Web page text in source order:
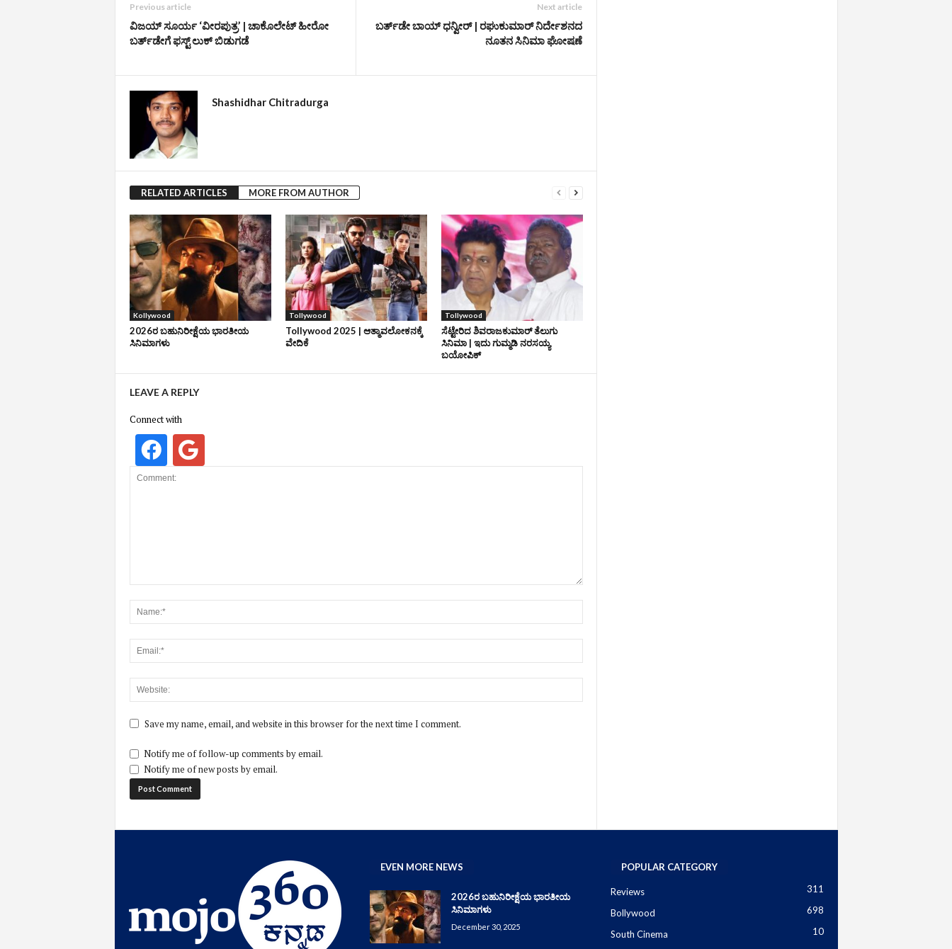
Previous article
ವಿಜಯ್‌ ಸೂರ್ಯ ‘ವೀರಪುತ್ರ’ | ಚಾಕೊಲೇಟ್‌ ಹೀರೋ
ಬರ್ತ್‌ಡೇಗೆ ಫಸ್ಟ್‌ ಲುಕ್‌ ಬಿಡುಗಡೆ
Next article
ಬರ್ತ್‌ಡೇ ಬಾಯ್‌ ಧನ್ವೀರ್‌ | ರಘುಕುಮಾರ್‌ ನಿರ್ದೇಶನದ
ನೂತನ ಸಿನಿಮಾ ಘೋಷಣೆ
Shashidhar Chitradurga
RELATED ARTICLES MORE FROM AUTHOR
Kollywood
2026ರ ಬಹುನಿರೀಕ್ಷೆಯ ಭಾರತೀಯ
ಸಿನಿಮಾಗಳು
Tollywood
Tollywood 2025 | ಆತ್ಮಾವಲೋಕನಕ್ಕೆ
ವೇದಿಕೆ
Tollywood
ಸೆಟ್ಟೇರಿದ ಶಿವರಾಜಕುಮಾರ್‌ ತೆಲುಗು
ಸಿನಿಮಾ | ಇದು ಗುಮ್ಮಡಿ ನರಸಯ್ಯ
ಬಯೋಪಿಕ್‌
LEAVE A REPLY
Connect with
Save my name, email, and website in this browser for the next time I comment.
Notify me of follow-up comments by email.
Notify me of new posts by email.
EVEN MORE NEWS
2026ರ ಬಹುನಿರೀಕ್ಷೆಯ ಭಾರತೀಯ
ಸಿನಿಮಾಗಳು
December 30, 2025
POPULAR CATEGORY
Reviews 311
Bollywood 698
South Cinema
10